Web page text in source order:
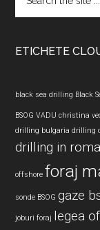
the
ETICHETE
black sea drilling Black
BSOG VADU christina
drilling bulgaria drilling
drilling in
offshore foraj
sonde BSOG gaze
joburi foraj legea